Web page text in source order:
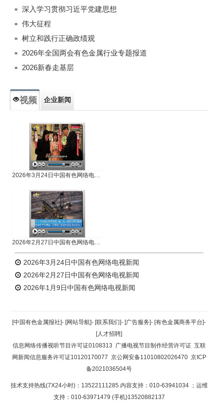
深入学习贯彻习近平党建思想
伟大征程
树立和践行正确政绩观
2026年全国两会有色金属行业专题报道
2026新春走基层
视频 企业新闻
2026年3月24日中国有色网络电视新闻
2026年2月27日中国有色网络电视新闻
2026年3月24日中国有色网络电视新闻
2026年2月27日中国有色网络电视新闻
2026年1月9日中国有色网络电视新闻
[中国有色金属报社]- [网站导航]- [联系我们]- [广告服务]- [有色金属商务平台]-
[人才招聘]
信息网络传播视听节目许可证0108313 广播电视节目制作经营许可证 互联
网新闻信息服务许可证10120170077 京公网安备11010802026470 京ICP
备2021036504号
技术支持热线(7X24小时)：13522111285 内容支持：010-63941034 ；运维
支持：010-63971479 (手机)13520882137